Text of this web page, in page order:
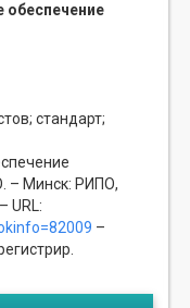
обеспечение
стандарт;
– Минск: РИПО,
URL:
–